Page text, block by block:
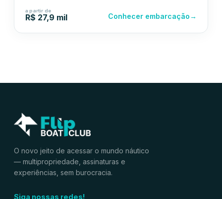
a partir de
R$ 27,9 mil Conhecer embarcação→
O novo jeito de acessar o mundo náutico
— multipropriedade, assinaturas e
experiências, sem burocracia.
Siga nossas redes!